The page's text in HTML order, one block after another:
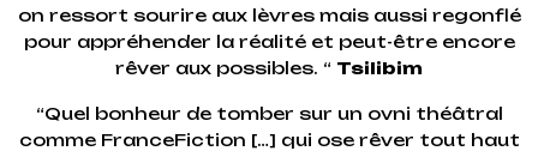
on ressort sourire aux lèvres mais aussi regonflé
pour appréhender la réalité et peut-être encore
rêver aux possibles. “ Tsilibim
“Quel bonheur de tomber sur un ovni théâtral
comme FranceFiction […] qui ose rêver tout haut